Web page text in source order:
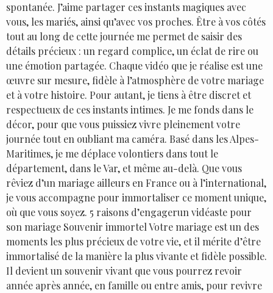
spontanée. J’aime partager ces instants magiques avec
vous, les mariés, ainsi qu’avec vos proches. Être à vos côtés
tout au long de cette journée me permet de saisir des
détails précieux : un regard complice, un éclat de rire ou
une émotion partagée. Chaque vidéo que je réalise est une
œuvre sur mesure, fidèle à l’atmosphère de votre mariage
et à votre histoire. Pour autant, je tiens à être discret et
respectueux de ces instants intimes. Je me fonds dans le
décor, pour que vous puissiez vivre pleinement votre
journée tout en oubliant ma caméra. Basé dans les Alpes-
Maritimes, je me déplace volontiers dans tout le
département, dans le Var, et même au-delà. Que vous
rêviez d’un mariage ailleurs en France ou à l’international,
je vous accompagne pour immortaliser ce moment unique,
où que vous soyez. 5 raisons d’engagerun vidéaste pour
son mariage Souvenir immortel Votre mariage est un des
moments les plus précieux de votre vie, et il mérite d’être
immortalisé de la manière la plus vivante et fidèle possible.
Il devient un souvenir vivant que vous pourrez revoir
année après année, en famille ou entre amis, pour revivre